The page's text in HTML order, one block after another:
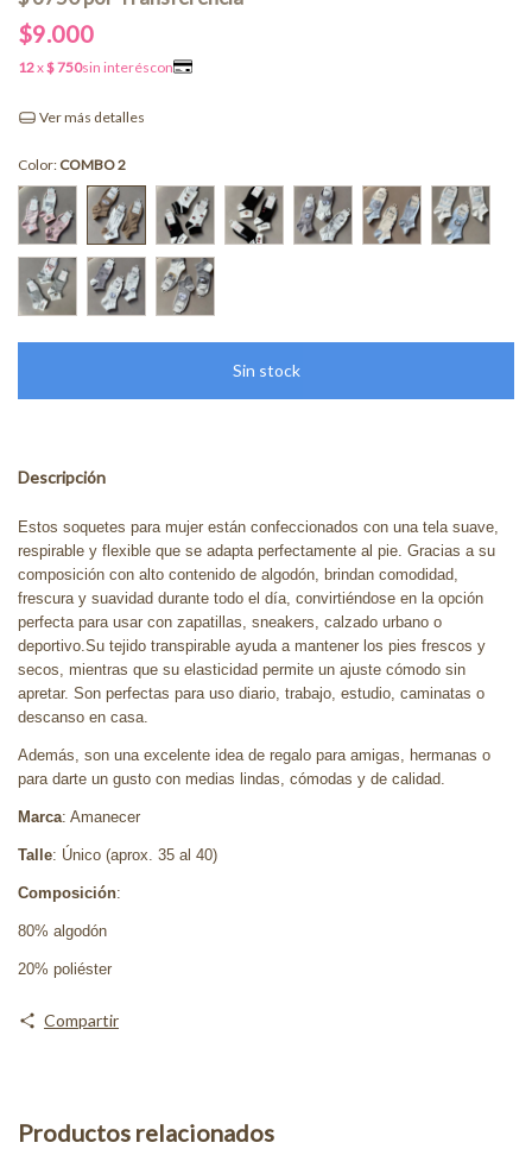
$9.000
Ver más detalles
Color: COMBO 2
Descripción
Estos soquetes para mujer están confeccionados con una tela suave,
respirable y flexible que se adapta perfectamente al pie. Gracias a su
composición con alto contenido de algodón, brindan comodidad,
frescura y suavidad durante todo el día, convirtiéndose en la opción
perfecta para usar con zapatillas, sneakers, calzado urbano o
deportivo.Su tejido transpirable ayuda a mantener los pies frescos y
secos, mientras que su elasticidad permite un ajuste cómodo sin
apretar. Son perfectas para uso diario, trabajo, estudio, caminatas o
descanso en casa.
Además, son una excelente idea de regalo para amigas, hermanas o
para darte un gusto con medias lindas, cómodas y de calidad.
Marca: Amanecer
Talle: Único (aprox. 35 al 40)
Composición:
80% algodón
20% poliéster
Compartir
Productos relacionados